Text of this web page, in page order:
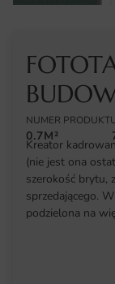
NUMER
0.7M²
Kreator
(nie jest ona
szerokość brytu,
sprzedającego.
podzielona na